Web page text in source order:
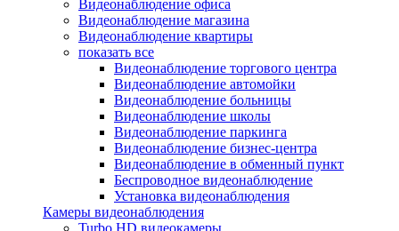
Видеонаблюдение офиса
Видеонаблюдение магазина
Видеонаблюдение квартиры
показать все
Видеонаблюдение торгового центра
Видеонаблюдение автомойки
Видеонаблюдение больницы
Видеонаблюдение школы
Видеонаблюдение паркинга
Видеонаблюдение бизнес-центра
Видеонаблюдение в обменный пункт
Беспроводное видеонаблюдение
Установка видеонаблюдения
Камеры видеонаблюдения
Turbo HD видеокамеры